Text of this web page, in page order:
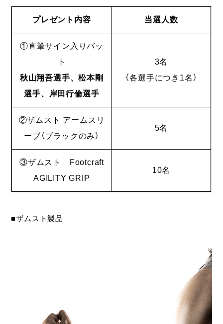
プレゼント内容 当選人数
①直筆サイン入りバッ
ト
秋山翔吾選手、松本剛
選手、岸田行倫選手
3名
（各選手につき1名）
②ザムスト アームスリ
ーブ（ブラックのみ）
5名
③ザムスト Footcraft
AGILITY GRIP
10名
■ザムスト製品